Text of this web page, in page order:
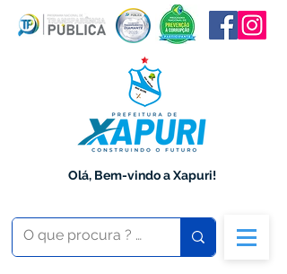
Olá, Bem-vindo a Xapuri!